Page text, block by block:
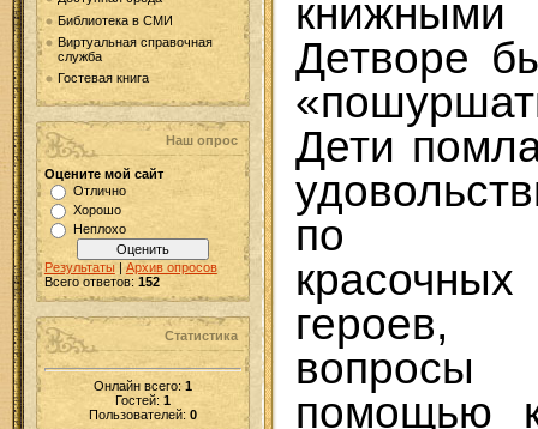
Библиотека в СМИ
Виртуальная справочная
служба
Гостевая книга
Наш опрос
Оцените мой сайт
Отлично
Хорошо
Неплохо
Результаты | Архив опросов
Всего ответов: 152
Статистика
Онлайн всего: 1
Гостей: 1
Пользователей: 0
книжными
Детворе
Дети
по
героев,
помощью